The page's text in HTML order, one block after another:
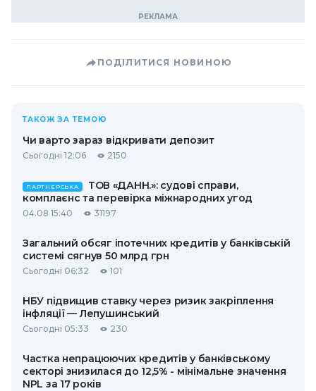
ПОДІЛИТИСЯ НОВИНОЮ
ТАКОЖ ЗА ТЕМОЮ
Чи варто зараз відкривати депозит
Сьогодні 12:06 2150
ПАРТНЕРСЬКА
ТОВ «ДАНН.»: судові справи,
комплаєнс та перевірка міжнародних угод
04.08 15:40 31197
Загальний обсяг іпотечних кредитів у банківській
системі сягнув 50 млрд грн
Сьогодні 06:32 101
НБУ підвищив ставку через ризик закріплення
інфляції — Лепушинський
Сьогодні 05:33 230
Частка непрацюючих кредитів у банківському
секторі знизилася до 12,5% - мінімальне значення
NPL за 17 років